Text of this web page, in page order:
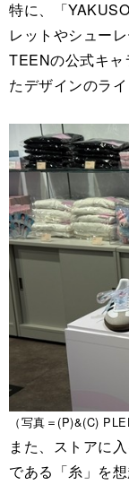
特に、「
レットやシュー
TEENの公式キャ
たデザインのライ
（写真＝(P)&(C)
また、ストアに
である「糸」を